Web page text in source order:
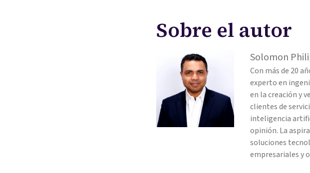
Sobre el autor
Solomon
Con más de 20
experto en
en la creación y
clientes de
inteligencia
opinión. La
soluciones
empresariales y